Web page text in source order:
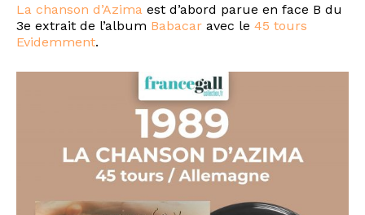
La chanson d’Azima est d’abord parue en face B du
3e extrait de l’album Babacar avec le 45 tours
Evidemment.